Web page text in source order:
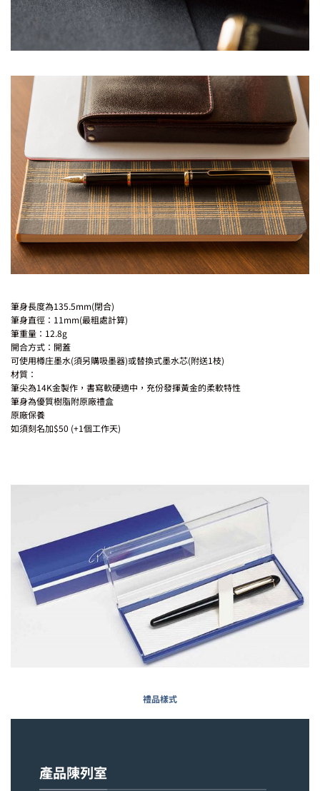
筆身長度為135.5mm(閉合)
筆身直徑：11mm(最粗處計算)
筆重量：12.8g
開合方式：開蓋
可使用樽庄墨水(須另購吸墨器)或替換式墨水芯(附送1枝)
材質：
筆尖為14K金製作，書寫軟硬適中，充份發揮黃金的柔軟特性
筆身為優質樹脂附原廠禮盒
原廠保養
如須刻名加$50 (+1個工作天)
禮品樣式
產品陳列室